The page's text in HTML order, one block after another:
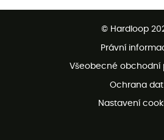
Bezplatné vrácení do 100 dnů
Bezplatná zákaznická služba
© Hardloop
Právní
Všeobecné obchodní
Ochrana dat
Nastavení